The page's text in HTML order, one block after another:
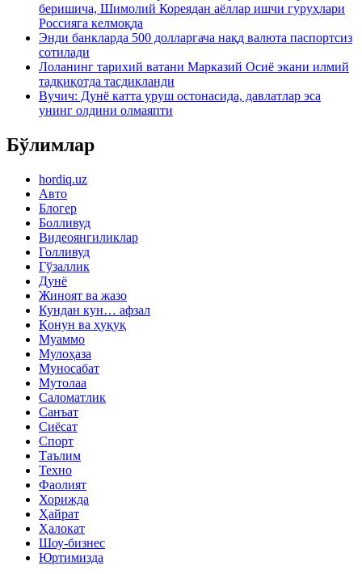
беришича, Шимолий Кореядан аёллар ишчи гуруҳлари
Россияга келмоқда
Энди банкларда 500 долларгача нақд валюта паспортсиз
сотилади
Лоланинг тарихий ватани Марказий Осиё экани илмий
тадқиқотда тасдиқланди
Вучич: Дунё катта уруш остонасида, давлатлар эса
унинг олдини олмаяпти
Бўлимлар
hordiq.uz
Авто
Блогер
Болливуд
Видеоянгиликлар
Голливуд
Гўзаллик
Дунё
Жиноят ва жазо
Кундан кун… афзал
Қонун ва ҳуқуқ
Муаммо
Мулоҳаза
Муносабат
Мутолаа
Саломатлик
Санъат
Сиёсат
Спорт
Таълим
Техно
Фаолият
Хорижда
Ҳайрат
Ҳалокат
Шоу-бизнес
Юртимизда